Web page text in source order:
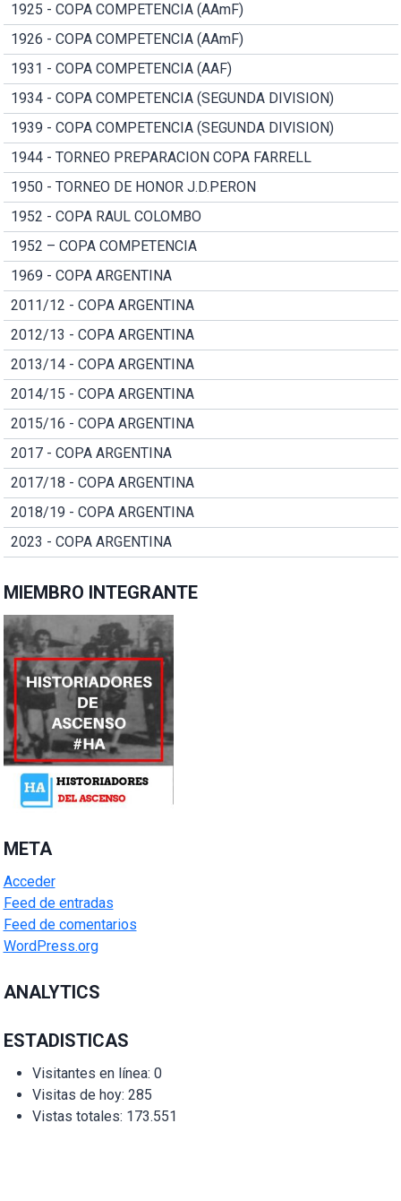
1925 - COPA COMPETENCIA (AAmF)
1926 - COPA COMPETENCIA (AAmF)
1931 - COPA COMPETENCIA (AAF)
1934 - COPA COMPETENCIA (SEGUNDA DIVISION)
1939 - COPA COMPETENCIA (SEGUNDA DIVISION)
1944 - TORNEO PREPARACION COPA FARRELL
1950 - TORNEO DE HONOR J.D.PERON
1952 - COPA RAUL COLOMBO
1952 – COPA COMPETENCIA
1969 - COPA ARGENTINA
2011/12 - COPA ARGENTINA
2012/13 - COPA ARGENTINA
2013/14 - COPA ARGENTINA
2014/15 - COPA ARGENTINA
2015/16 - COPA ARGENTINA
2017 - COPA ARGENTINA
2017/18 - COPA ARGENTINA
2018/19 - COPA ARGENTINA
2023 - COPA ARGENTINA
MIEMBRO INTEGRANTE
META
Acceder
Feed de entradas
Feed de comentarios
WordPress.org
ANALYTICS
ESTADISTICAS
Visitantes en línea: 0
Visitas de hoy: 285
Vistas totales: 173.551